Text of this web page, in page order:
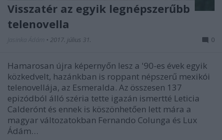
Visszatér az egyik legnépszerűbb
telenovella
• 2017. július 31. 0
Hamarosan újra képernyőn lesz a '90-es évek egyik
közkedvelt, hazánkban is roppant népszerű mexikói
telenovellája, az Esmeralda. Az összesen 137
epizódból álló széria tette igazán ismertté Leticia
Calderónt és ennek is köszönhetően lett mára a
magyar változatokban Fernando Colunga és Lux
Ádám…